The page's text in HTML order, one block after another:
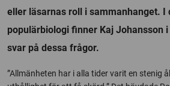
eller läsarnas roll i sammanhanget. I
populärbiologi finner Kaj Johansson i
svar på dessa frågor.
”Allmänheten har i alla tider varit en stenig